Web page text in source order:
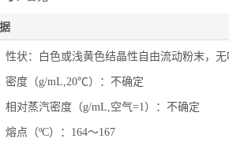
白色或浅黄色结晶性自由流动粉末，无味
g/mL,20℃）：不确定
汽密度（g/mL,空气=1）：不确定
ºC）：164～167